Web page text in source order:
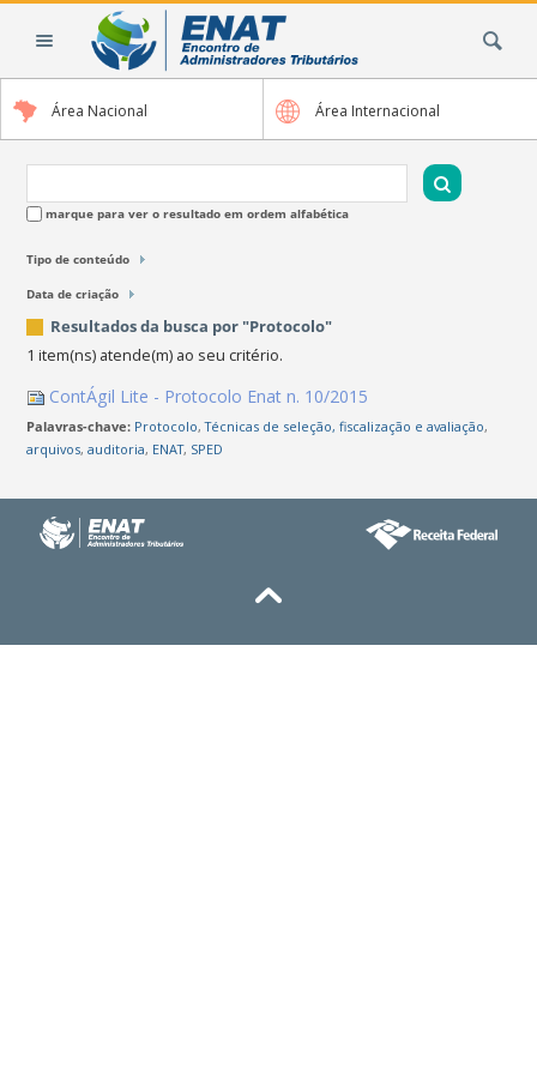
Área Nacional Área Internacional
marque para ver o resultado em ordem alfabética
Tipo de conteúdo
Data de criação
Resultados da busca por "Protocolo"
1 item(ns) atende(m) ao seu critério.
ContÁgil Lite - Protocolo Enat n. 10/2015
Palavras-chave: Protocolo,Técnicas de seleção, fiscalização e avaliação,
arquivos,auditoria, ENAT, SPED